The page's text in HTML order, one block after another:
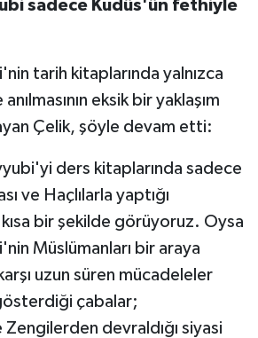
sadece Kudüs'ün fethiyle
tarih kitaplarında yalnızca
eksik bir yaklaşım
Çelik, şöyle devam etti:
ders kitaplarında sadece
ve Haçlılarla yaptığı
bir şekilde görüyoruz. Oysa
Müslümanları bir araya
uzun süren mücadeleler
çabalar;
devraldığı siyasi